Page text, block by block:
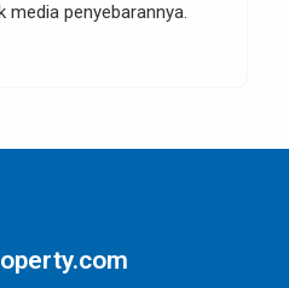
media penyebarannya.